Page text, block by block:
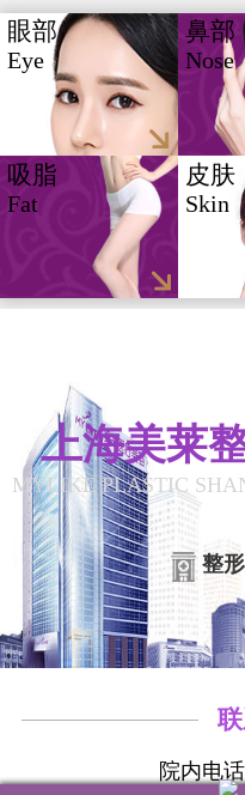
眼部
Eye
鼻部
Nose
吸脂
Fat
皮肤
Skin
上海美莱
MYLIKE PLASTIC
整
院内电